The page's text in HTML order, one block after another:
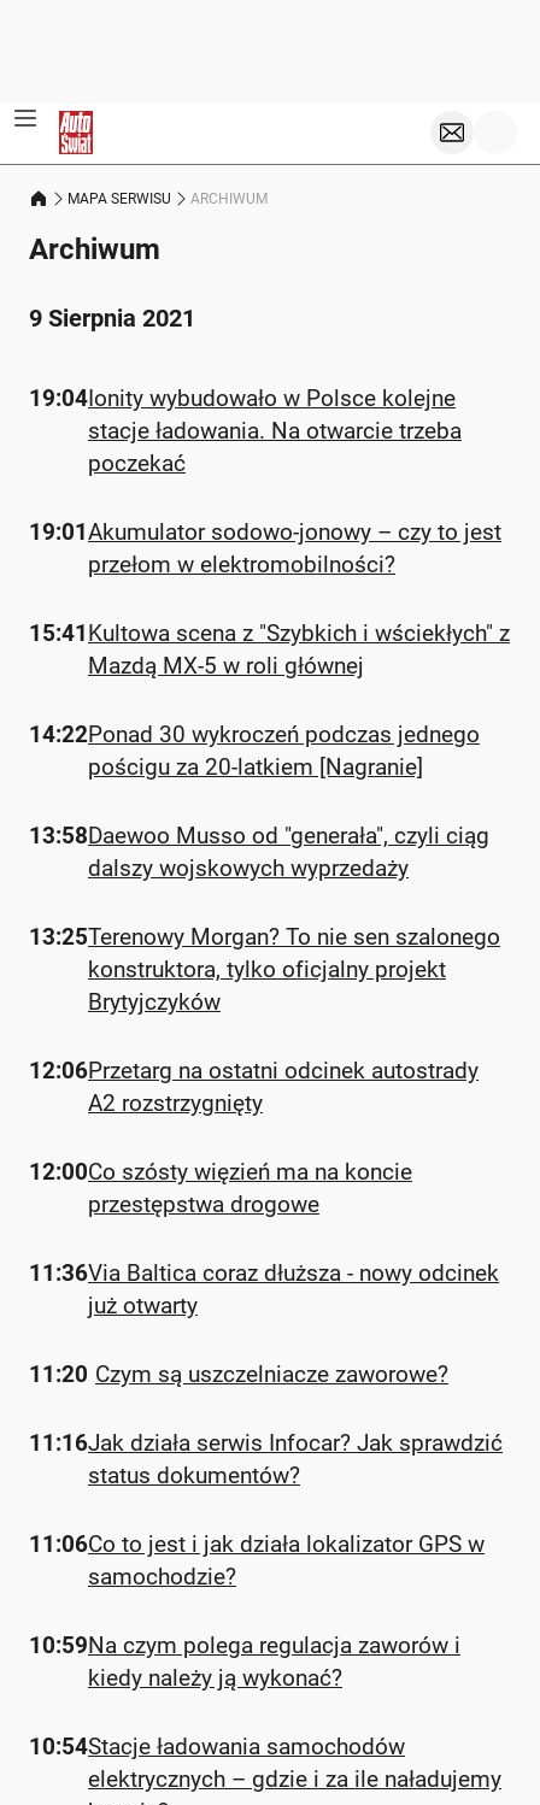
MAPA SERWISU ARCHIWUM
Archiwum
9 Sierpnia 2021
19:04Ionity wybudowało w Polsce kolejne
stacje ładowania. Na otwarcie trzeba
poczekać
19:01Akumulator sodowo-jonowy – czy to jest
przełom w elektromobilności?
15:41Kultowa scena z "Szybkich i wściekłych" z
Mazdą MX-5 w roli głównej
14:22Ponad 30 wykroczeń podczas jednego
pościgu za 20-latkiem [Nagranie]
13:58Daewoo Musso od "generała", czyli ciąg
dalszy wojskowych wyprzedaży
13:25Terenowy Morgan? To nie sen szalonego
konstruktora, tylko oficjalny projekt
Brytyjczyków
12:06Przetarg na ostatni odcinek autostrady
A2 rozstrzygnięty
12:00Co szósty więzień ma na koncie
przestępstwa drogowe
11:36Via Baltica coraz dłuższa - nowy odcinek
już otwarty
11:20 Czym są uszczelniacze zaworowe?
11:16Jak działa serwis Infocar? Jak sprawdzić
status dokumentów?
11:06Co to jest i jak działa lokalizator GPS w
samochodzie?
10:59Na czym polega regulacja zaworów i
kiedy należy ją wykonać?
10:54Stacje ładowania samochodów
elektrycznych – gdzie i za ile naładujemy